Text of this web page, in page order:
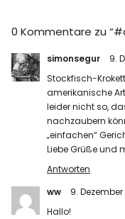
0 Kommentare zu “
simonsegur
9.
Stockfisch-
amerikanische
leider nicht so,
nachzaubern
„einfachen“
Liebe Grüße und
Antworten
ww
9. Dezember
Hallo!